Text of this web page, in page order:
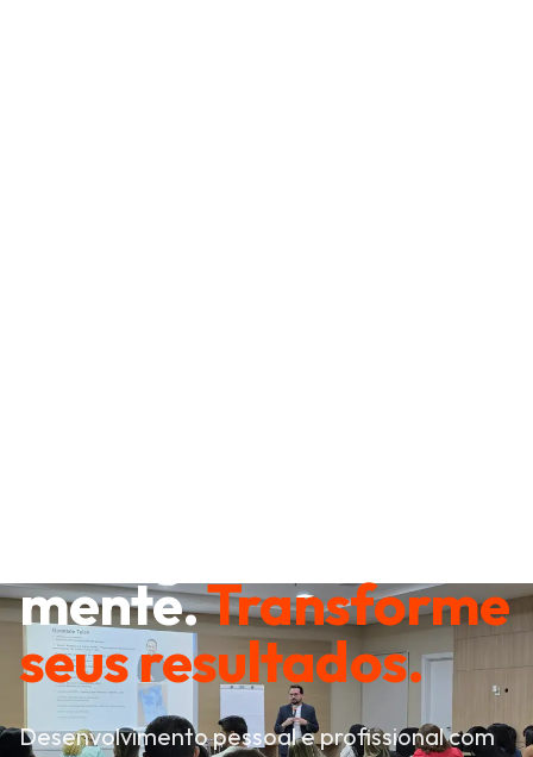
mente.Transforme
seus resultados.
Desenvolvimento pessoal e profissional com